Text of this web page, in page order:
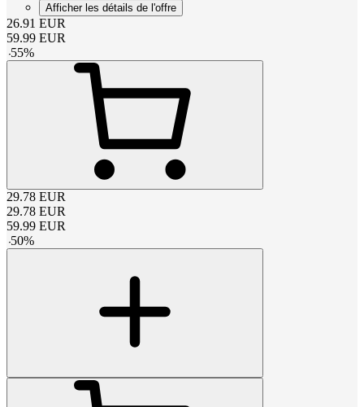
Afficher les détails de l'offre
26.91 EUR
59.99 EUR
-55%
29.78 EUR
29.78 EUR
59.99 EUR
-50%